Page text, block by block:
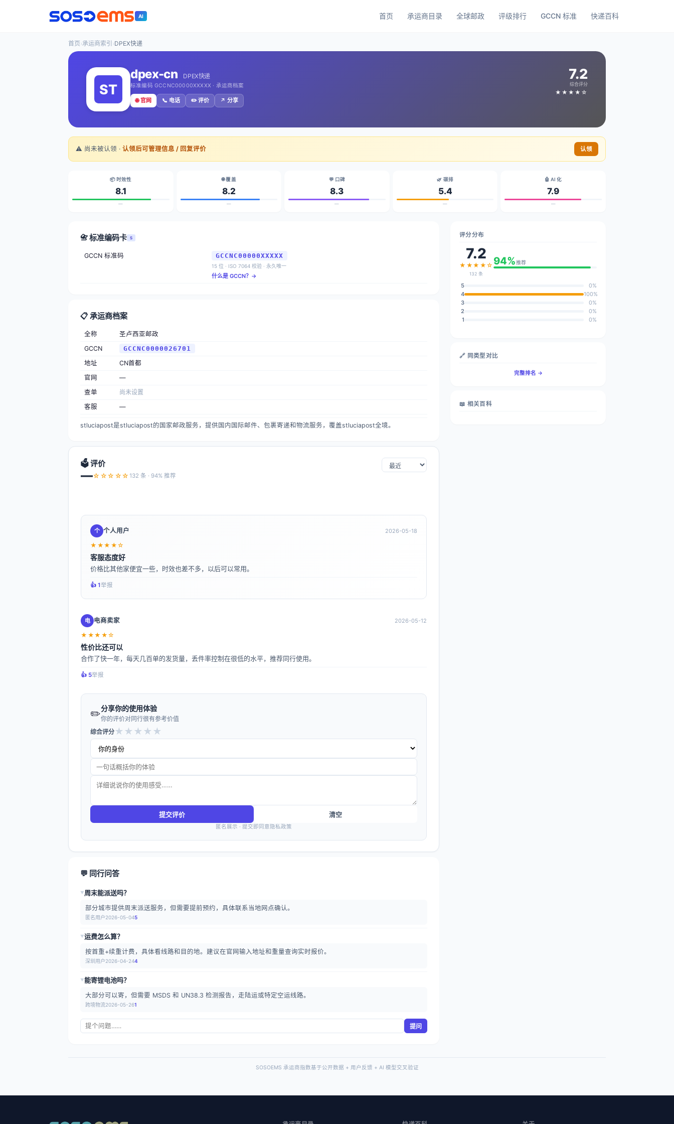
AI 首页 承运商目录 全球邮政 评级排行 GCCN 标准 快递百科
首页›承运商索引 ›DPEX快递
dpex-cn DPEX快递
标准编码 GCCNC00000XXXXX · 承运商档案
🌐 官网 📞 电话 ✏️ 评价 ↗️ 分享
7.2
综合评分
★★★★☆
⚠️ 尚未被认领 · 认领后可管理信息 / 回复评价 认领
📦 时效性
8.1
—
🌐 覆盖
8.2
—
💬 口碑
8.3
—
🌿 碳排
5.4
—
🤖 AI 化
7.9
—
📇 标准编码卡 S
GCCN 标准码 GCCNC00000XXXXX
15 位 · ISO 7064 校验 · 永久唯一
什么是 GCCN？→
📋 承运商档案
全称
圣卢西亚邮政
GCCN
GCCNC0000026701
地址
CN首都
官网
—
查单
尚未设置
客服
—
stluciapost是stluciapost的国家邮政服务，提供国内国际邮件、包裹寄递和物流服务，覆盖stluciapost全境。
🗳️ 评价
—☆☆☆☆☆ 132 条 · 94% 推荐
个 个人用户 2026-05-18
★★★★☆
客服态度好
价格比其他家便宜一些，时效也差不多，以后可以常用。
👍️ 1举报
电 电商卖家 2026-05-12
★★★★☆
性价比还可以
合作了快一年，每天几百单的发货量，丢件率控制在很低的水平，推荐同行使用。
👍️ 5举报
✏️分享你的使用体验
你的评价对同行很有参考价值
综合评分★ ★ ★ ★ ★
提交评价 清空
匿名展示 · 提交即同意隐私政策
💬 同行问答
▶ 周末能派送吗？
部分城市提供周末派送服务，但需要提前预约，具体联系当地网点确认。
匿名用户2026-05-045
▶运费怎么算？
按首重+续重计费，具体看线路和目的地。建议在官网输入地址和重量查询实时报价。
深圳用户2026-04-244
▶能寄锂电池吗？
大部分可以寄，但需要 MSDS 和 UN38.3 检测报告，走陆运或特定空运线路。
跨境物流2026-05-261
提问
评分分布
7.2
★★★★☆
132 条
94%推荐
5
0%
4
100%
3
0%
2
0%
1
0%
🔗 同类型对比
完整排名 →
📖 相关百科
SOSOEMS 承运商指数基于公开数据 + 用户反馈 + AI 模型交叉验证